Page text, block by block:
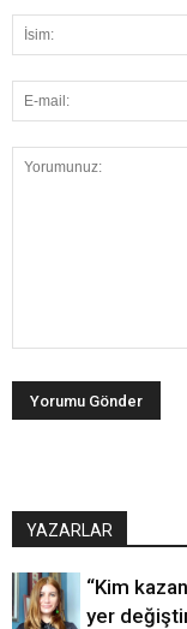
YAZARLAR
“Kim
yer